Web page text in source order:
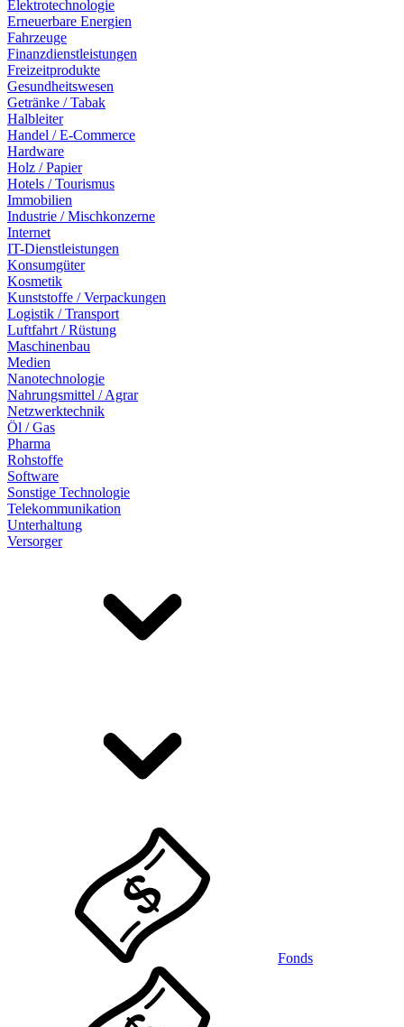
Elektrotechnologie
Erneuerbare Energien
Fahrzeuge
Finanzdienstleistungen
Freizeitprodukte
Gesundheitswesen
Getränke / Tabak
Halbleiter
Handel / E-Commerce
Hardware
Holz / Papier
Hotels / Tourismus
Immobilien
Industrie / Mischkonzerne
Internet
IT-Dienstleistungen
Konsumgüter
Kosmetik
Kunststoffe / Verpackungen
Logistik / Transport
Luftfahrt / Rüstung
Maschinenbau
Medien
Nanotechnologie
Nahrungsmittel / Agrar
Netzwerktechnik
Öl / Gas
Pharma
Rohstoffe
Software
Sonstige Technologie
Telekommunikation
Unterhaltung
Versorger
Fonds